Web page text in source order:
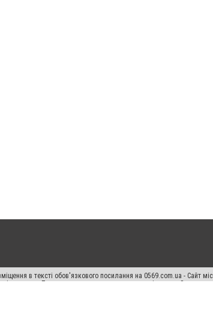
в тексті обов'язкового посилання на 0569.com.ua - Сайт
джерела. Порушення виняткових прав переслідується Законом.